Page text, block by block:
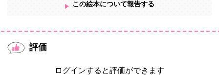
この絵本について報告する
評価
ログインすると評価ができます